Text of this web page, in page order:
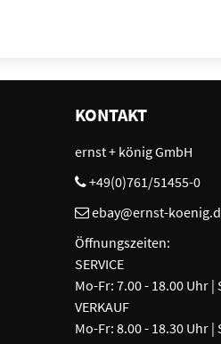
KONTAKT
ernst + könig GmbH
+49(0)761/51455-0
ebay@ernst-
Öffnungszeiten:
SERVICE
Mo-Fr: 7.00 - 18.00 Uhr |
VERKAUF
Mo-Fr: 8.00 - 18.30 Uhr |